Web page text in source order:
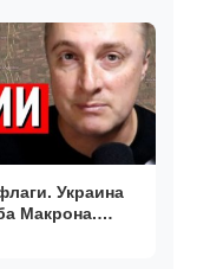
Украина
Макрона.